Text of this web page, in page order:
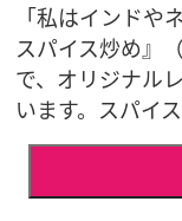
「私はインドや
スパイス炒め』
で、オリジナル
います。スパイ